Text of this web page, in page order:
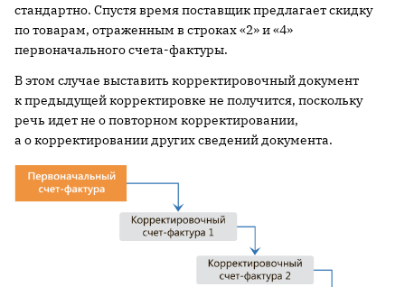
стандартно. Спустя время поставщик предлагает скидку
по товарам, отраженным в строках «2» и «4»
первоначального счета-фактуры.
В этом случае выставить корректировочный документ
к предыдущей корректировке не получится, поскольку
речь идет не о повторном корректировании,
а о корректировании других сведений документа.